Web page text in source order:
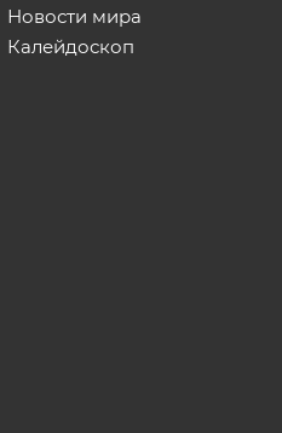
Новости мира
Калейдоскоп